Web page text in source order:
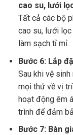
cao su, lưới
Tất cả các bộ
cao su, lưới
làm sạch tỉ mỉ.
Bước 6: Lắp
Sau khi vệ
mọi thứ về vị
hoạt động êm
trình để đảm
Bước 7: Bàn